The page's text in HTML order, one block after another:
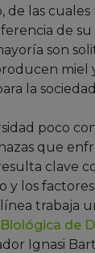
las cuales
de
son
miel
la
poco
que
clave
y los
línea trabaja
de
Ignasi